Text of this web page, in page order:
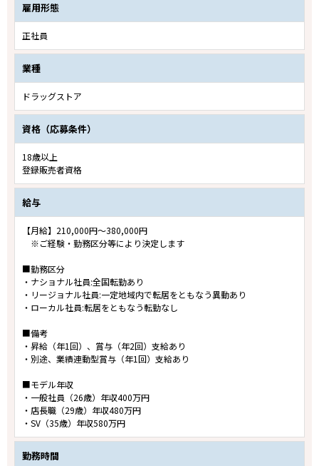
雇用形態
正社員
業種
ドラッグストア
資格（応募条件）
18歳以上
登録販売者資格
給与
【月給】210,000円～380,000円
※ご経験・勤務区分等により決定します
■勤務区分
・ナショナル社員:全国転勤あり
・リージョナル社員:一定地域内で転居をともなう異動あり
・ローカル社員:転居をともなう転勤なし
■備考
・昇給（年1回）、賞与（年2回）支給あり
・別途、業績連動型賞与（年1回）支給あり
■モデル年収
・一般社員（26歳）年収400万円
・店長職（29歳）年収480万円
・SV（35歳）年収580万円
勤務時間